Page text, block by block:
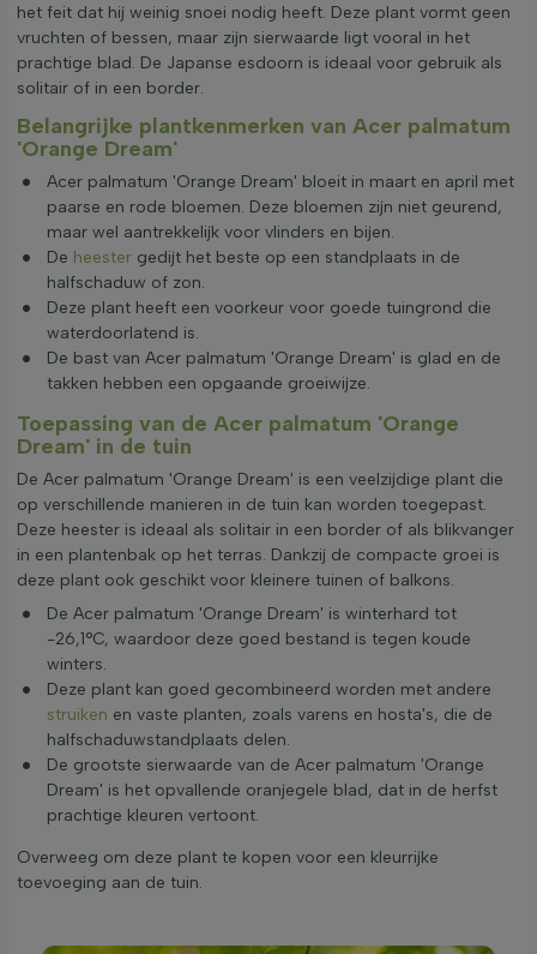
het feit dat hij weinig snoei nodig heeft. Deze plant vormt geen
vruchten of bessen, maar zijn sierwaarde ligt vooral in het
prachtige blad. De Japanse esdoorn is ideaal voor gebruik als
solitair of in een border.
Belangrijke plantkenmerken van Acer palmatum
'Orange Dream'
Acer palmatum 'Orange Dream' bloeit in maart en april met
paarse en rode bloemen. Deze bloemen zijn niet geurend,
maar wel aantrekkelijk voor vlinders en bijen.
De heester gedijt het beste op een standplaats in de
halfschaduw of zon.
Deze plant heeft een voorkeur voor goede tuingrond die
waterdoorlatend is.
De bast van Acer palmatum 'Orange Dream' is glad en de
takken hebben een opgaande groeiwijze.
Toepassing van de Acer palmatum 'Orange
Dream' in de tuin
De Acer palmatum 'Orange Dream' is een veelzijdige plant die
op verschillende manieren in de tuin kan worden toegepast.
Deze heester is ideaal als solitair in een border of als blikvanger
in een plantenbak op het terras. Dankzij de compacte groei is
deze plant ook geschikt voor kleinere tuinen of balkons.
De Acer palmatum 'Orange Dream' is winterhard tot
-26,1°C, waardoor deze goed bestand is tegen koude
winters.
Deze plant kan goed gecombineerd worden met andere
struiken en vaste planten, zoals varens en hosta's, die de
halfschaduwstandplaats delen.
De grootste sierwaarde van de Acer palmatum 'Orange
Dream' is het opvallende oranjegele blad, dat in de herfst
prachtige kleuren vertoont.
Overweeg om deze plant te kopen voor een kleurrijke
toevoeging aan de tuin.